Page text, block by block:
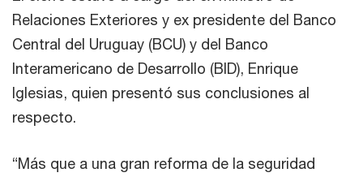
Relaciones Exteriores y ex presidente del Banco
Central del Uruguay (BCU) y del Banco
Interamericano de Desarrollo (BID), Enrique
Iglesias, quien presentó sus conclusiones al
respecto.
“Más que a una gran reforma de la seguridad